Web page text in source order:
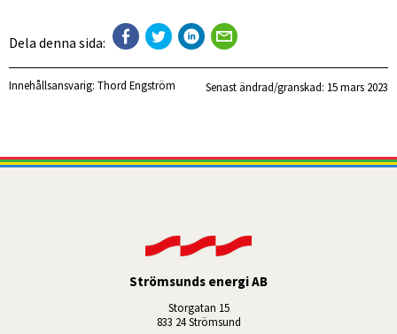
Dela denna sida:
Innehållsansvarig: Thord Engström Senast ändrad/granskad: 15 mars 2023
Strömsunds energi AB
Storgatan 15
833 24 Strömsund